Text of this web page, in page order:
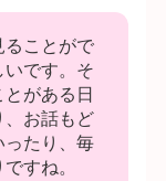
ることがで
いです。そ
がある日
、お話もど
ったり、毎
すね。